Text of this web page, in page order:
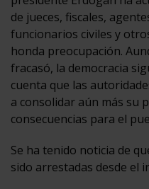
de jueces, fiscales,
funcionarios civiles y
honda preocupación.
fracasó, la democracia
cuenta que las
a consolidar aún más su
consecuencias para el
Se ha tenido noticia de
sido arrestadas desde el